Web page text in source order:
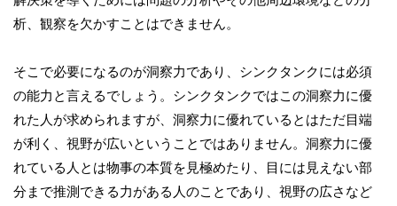
析、観察を欠かすことはできません。
そこで必要になるのが洞察力であり、シンクタンクには必須
の能力と言えるでしょう。シンクタンクではこの洞察力に優
れた人が求められますが、洞察力に優れているとはただ目端
が利く、視野が広いということではありません。洞察力に優
れている人とは物事の本質を見極めたり、目には見えない部
分まで推測できる力がある人のことであり、視野の広さなど